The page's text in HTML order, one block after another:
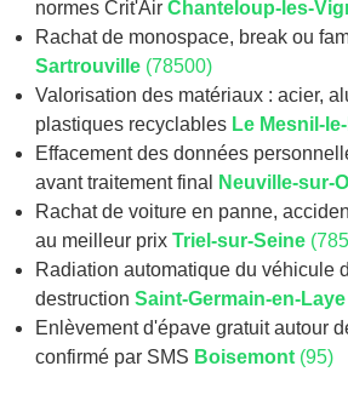
normes Crit'Air Chanteloup-les-
Rachat de monospace, break ou
Sartrouville (78500)
Valorisation des matériaux : acier,
plastiques recyclables Le Mesnil-
Effacement des données
avant traitement final
Neuville-sur-
Rachat de voiture en panne,
au meilleur prix Triel-sur-Seine
Radiation automatique du véhicule
destruction Saint-Germain-en-Laye
Enlèvement d'épave gratuit autour
confirmé par SMS Boisemont (95)